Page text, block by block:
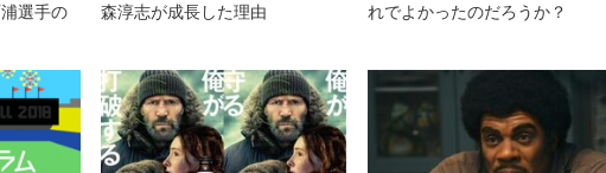
選手の
森淳志が成長した理由
れでよかったのだろうか？